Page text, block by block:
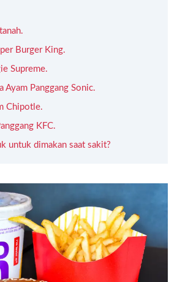
Burger King.
Supreme.
Ayam Panggang Sonic.
Chipotle.
KFC.
untuk dimakan saat sakit?